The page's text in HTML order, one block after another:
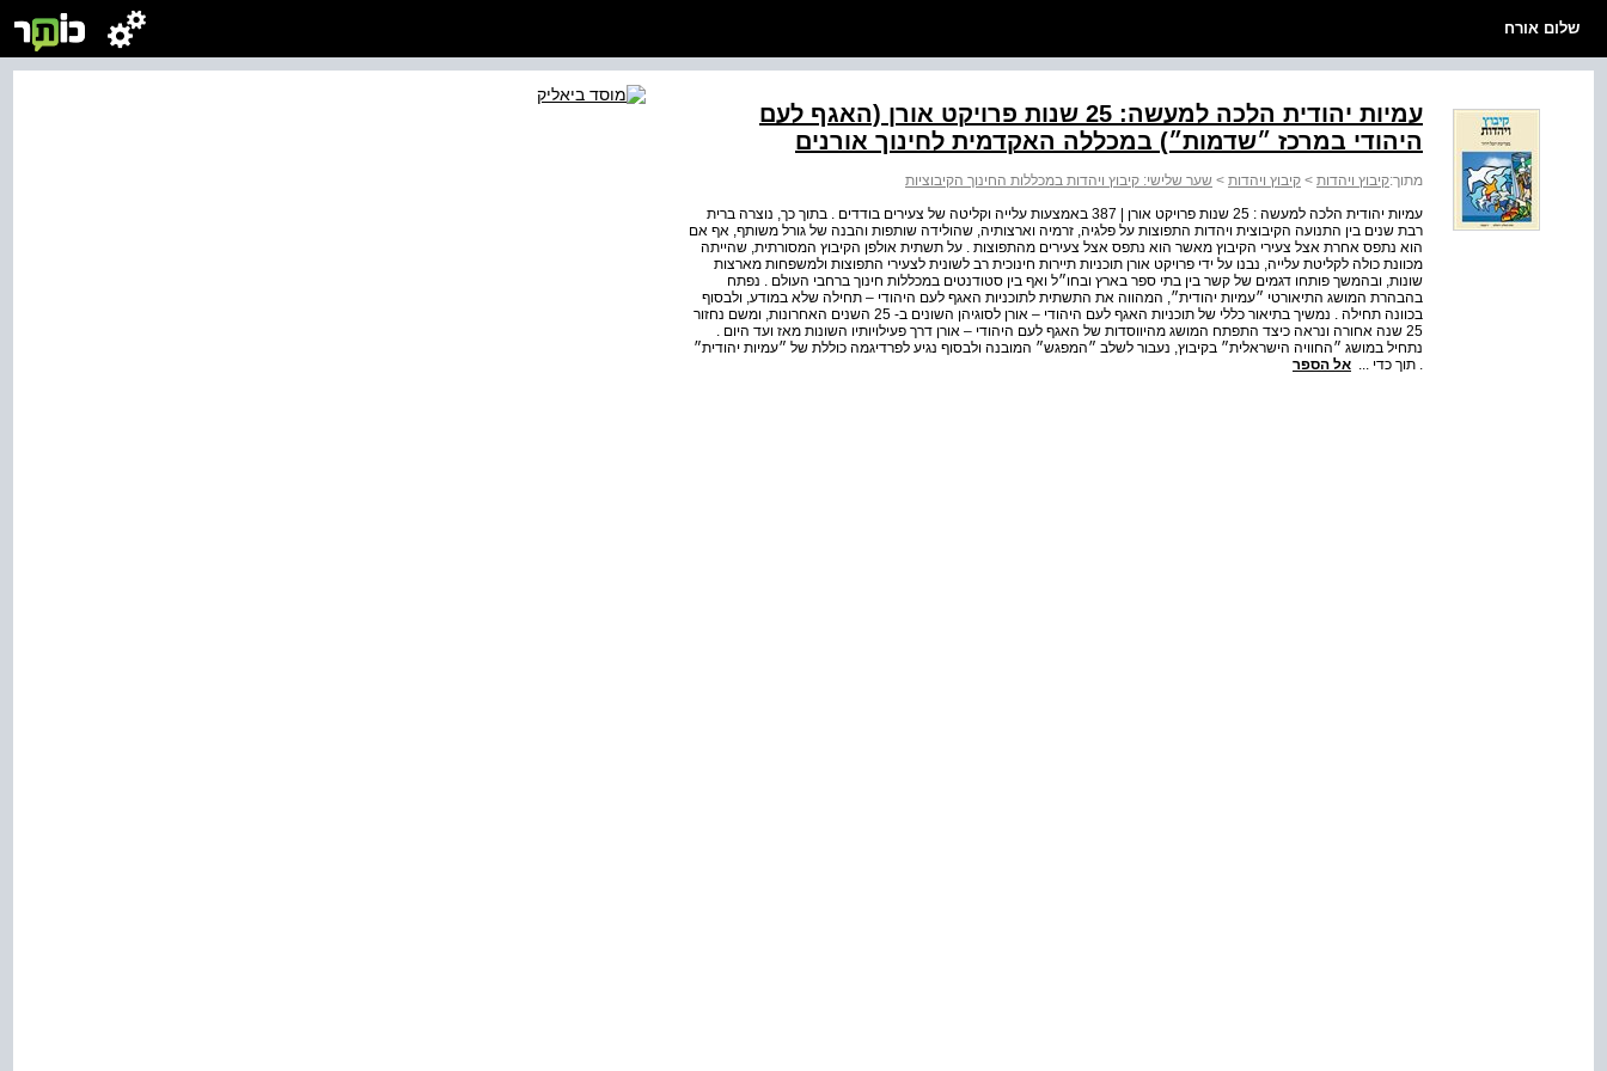
שלום אורח
עמיות יהודית הלכה למעשה: 25 שנות פרויקט אורן (האגף לעם
היהודי במרכז ״שדמות״) במכללה האקדמית לחינוך אורנים
מתוך:קיבוץ ויהדות > קיבוץ ויהדות > שער שלישי: קיבוץ ויהדות במכללות החינוך הקיבוציות
עמיות יהודית הלכה למעשה : 25 שנות פרויקט אורן | 387 באמצעות עלייה וקליטה של צעירים בודדים . בתוך כך, נוצרה ברית
רבת שנים בין התנועה הקיבוצית ויהדות התפוצות על פלגיה, זרמיה וארצותיה, שהולידה שותפות והבנה של גורל משותף, אף אם
הוא נתפס אחרת אצל צעירי הקיבוץ מאשר הוא נתפס אצל צעירים מהתפוצות . על תשתית אולפן הקיבוץ המסורתית, שהייתה
מכוונת כולה לקליטת עלייה, נבנו על ידי פרויקט אורן תוכניות תיירות חינוכית רב לשונית לצעירי התפוצות ולמשפחות מארצות
שונות, ובהמשך פותחו דגמים של קשר בין בתי ספר בארץ ובחו״ל ואף בין סטודנטים במכללות חינוך ברחבי העולם . נפתח
בהבהרת המושג התיאורטי ״עמיות יהודית״, המהווה את התשתית לתוכניות האגף לעם היהודי – תחילה שלא במודע, ולבסוף
בכוונה תחילה . נמשיך בתיאור כללי של תוכניות האגף לעם היהודי – אורן לסוגיהן השונים ב- 25 השנים האחרונות, ומשם נחזור
25 שנה אחורה ונראה כיצד התפתח המושג מהיווסדות של האגף לעם היהודי – אורן דרך פעילויותיו השונות מאז ועד היום .
נתחיל במושג ״החוויה הישראלית״ בקיבוץ, נעבור לשלב ״המפגש״ המובנה ולבסוף נגיע לפרדיגמה כוללת של ״עמיות יהודית״
. תוך כדי ... אל הספר